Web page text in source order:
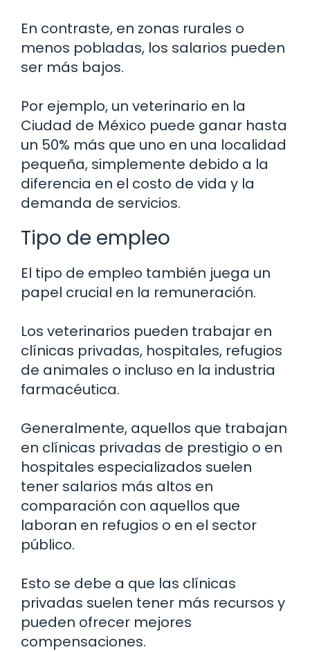
En contraste, en zonas rurales o
menos pobladas, los salarios pueden
ser más bajos.
Por ejemplo, un veterinario en la
Ciudad de México puede ganar hasta
un 50% más que uno en una localidad
pequeña, simplemente debido a la
diferencia en el costo de vida y la
demanda de servicios.
Tipo de empleo
El tipo de empleo también juega un
papel crucial en la remuneración.
Los veterinarios pueden trabajar en
clínicas privadas, hospitales, refugios
de animales o incluso en la industria
farmacéutica.
Generalmente, aquellos que trabajan
en clínicas privadas de prestigio o en
hospitales especializados suelen
tener salarios más altos en
comparación con aquellos que
laboran en refugios o en el sector
público.
Esto se debe a que las clínicas
privadas suelen tener más recursos y
pueden ofrecer mejores
compensaciones.